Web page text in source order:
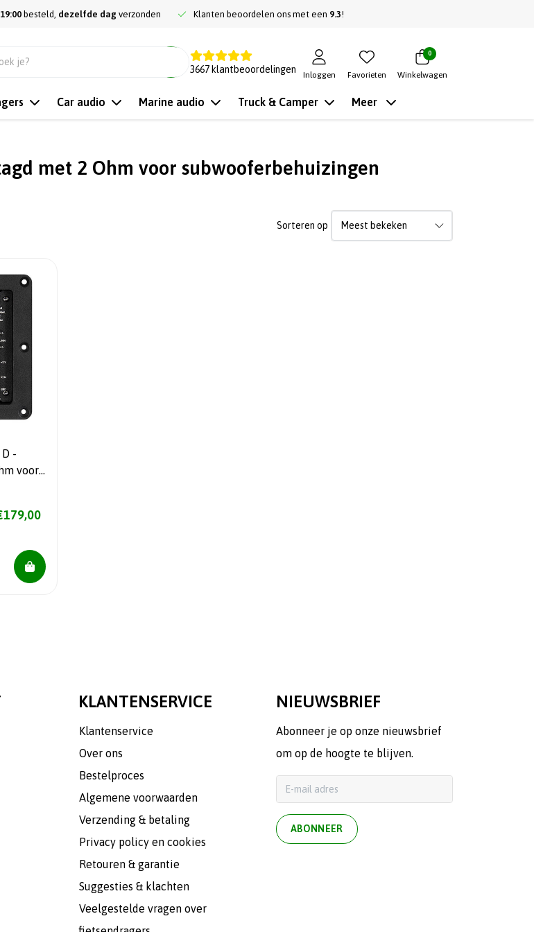
besteld, dezelfde dag verzonden Klanten beoordelen ons met een 9.3!
3667 klantbeoordelingen
Inloggen Favorieten
0
Winkelwagen
Car audio Marine audio Truck & Camper Meer
met 2 Ohm voor subwooferbehuizingen
Sorteren op
D -
voor
KLANTENSERVICE
Klantenservice
Over ons
Bestelproces
Algemene voorwaarden
Verzending & betaling
Privacy policy en cookies
Retouren & garantie
Suggesties & klachten
Veelgestelde vragen over
NIEUWSBRIEF
Abonneer je op onze nieuwsbrief
om op de hoogte te blijven.
ABONNEER